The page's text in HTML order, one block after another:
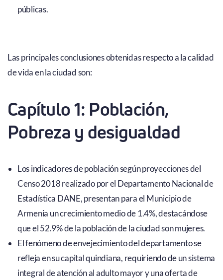
públicas.
Las principales conclusiones obtenidas respecto a la calidad
de vida en la ciudad son:
Capítulo 1: Población,
Pobreza y desigualdad
Los indicadores de población según proyecciones del
Censo 2018 realizado por el Departamento Nacional de
Estadística DANE, presentan para el Municipio de
Armenia un crecimiento medio de 1.4%, destacándose
que el 52.9% de la población de la ciudad son mujeres.
El fenómeno de envejecimiento del departamento se
refleja en su capital quindiana, requiriendo de un sistema
integral de atención al adulto mayor y una oferta de